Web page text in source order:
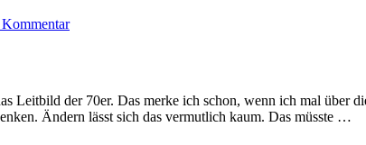
zu
fahren,
bist
Leitbild der 70er. Das merke ich schon, wenn ich mal über
Ändern lässt sich das vermutlich kaum. Das müsste …